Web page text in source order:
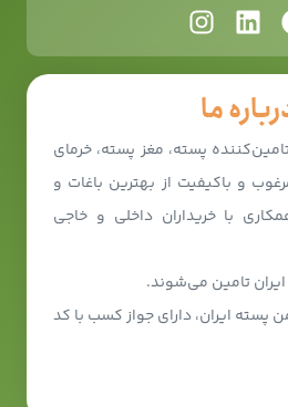
ما
پسته، مغز پسته، خرمای
و باکیفیت از بهترین باغات و
با خریداران داخلی و خاجی
تامین می‌شوند.
پسته ایران، دارای جواز کسب با کد